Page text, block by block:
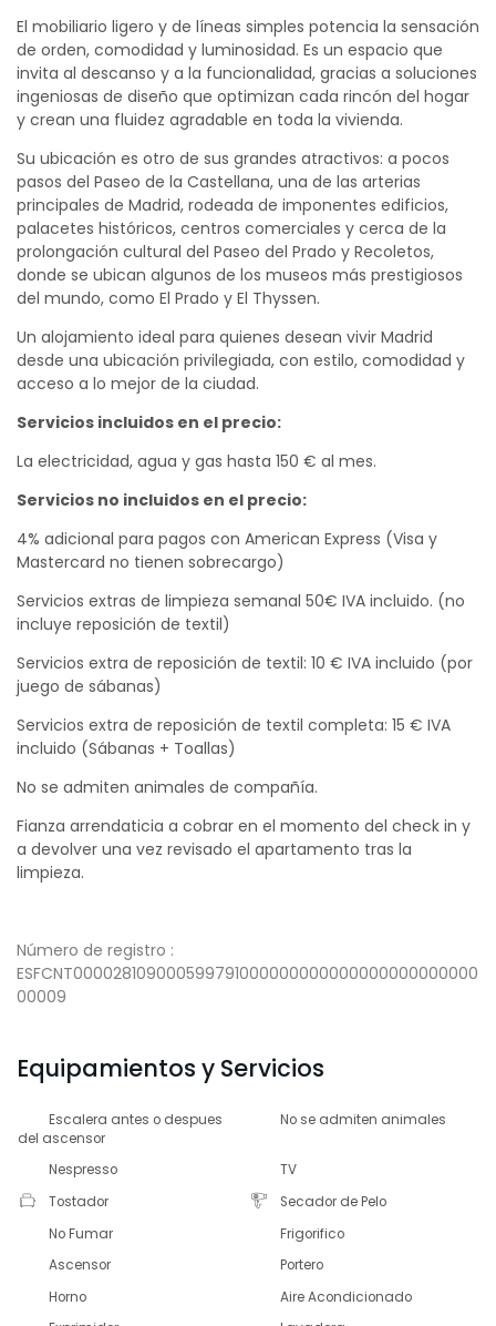
El mobiliario ligero y de líneas simples potencia la sensación
de orden, comodidad y luminosidad. Es un espacio que
invita al descanso y a la funcionalidad, gracias a soluciones
ingeniosas de diseño que optimizan cada rincón del hogar
y crean una fluidez agradable en toda la vivienda.
Su ubicación es otro de sus grandes atractivos: a pocos
pasos del Paseo de la Castellana, una de las arterias
principales de Madrid, rodeada de imponentes edificios,
palacetes históricos, centros comerciales y cerca de la
prolongación cultural del Paseo del Prado y Recoletos,
donde se ubican algunos de los museos más prestigiosos
del mundo, como El Prado y El Thyssen.
Un alojamiento ideal para quienes desean vivir Madrid
desde una ubicación privilegiada, con estilo, comodidad y
acceso a lo mejor de la ciudad.
Servicios incluidos en el precio:
La electricidad, agua y gas hasta 150 € al mes.
Servicios no incluidos en el precio:
4% adicional para pagos con American Express (Visa y
Mastercard no tienen sobrecargo)
Servicios extras de limpieza semanal 50€ IVA incluido. (no
incluye reposición de textil)
Servicios extra de reposición de textil: 10 € IVA incluido (por
juego de sábanas)
Servicios extra de reposición de textil completa: 15 € IVA
incluido (Sábanas + Toallas)
No se admiten animales de compañía.
Fianza arrendaticia a cobrar en el momento del check in y
a devolver una vez revisado el apartamento tras la
limpieza.
Número de registro :
ESFCNT000028109000599791000000000000000000000000
00009
Equipamientos y Servicios
Escalera antes o despues
del ascensor
No se admiten animales
Nespresso
TV
Tostador
Secador de Pelo
No Fumar
Frigorifico
Ascensor
Portero
Horno
Aire Acondicionado